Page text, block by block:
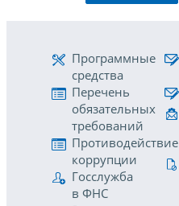
Программные
средства
Перечень
обязательных
требований
Противодействие
коррупции
Госслужба
в ФНС